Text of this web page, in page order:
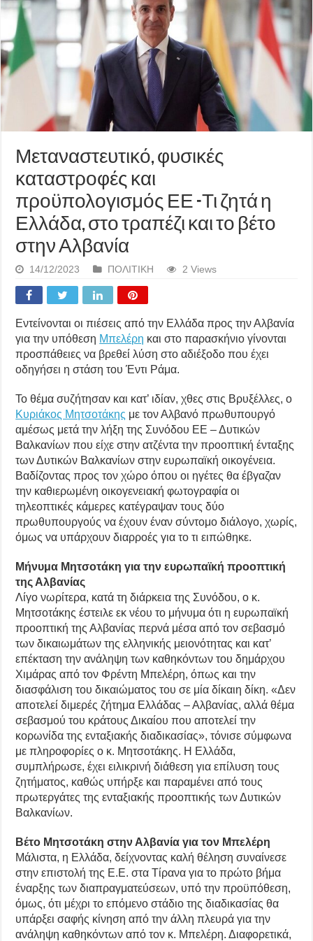
Μεταναστευτικό, φυσικές
καταστροφές και
προϋπολογισμός ΕΕ -Τι ζητά η
Ελλάδα, στο τραπέζι και το βέτο
στην Αλβανία
14/12/2023 ΠΟΛΙΤΙΚΗ 2 Views
Εντείνονται οι πιέσεις από την Ελλάδα προς την Αλβανία
για την υπόθεση Μπελέρη και στο παρασκήνιο γίνονται
προσπάθειες να βρεθεί λύση στο αδιέξοδο που έχει
οδηγήσει η στάση του Έντι Ράμα.
Το θέμα συζήτησαν και κατ’ ιδίαν, χθες στις Βρυξέλλες, ο
Κυριάκος Μητσοτάκης με τον Αλβανό πρωθυπουργό
αμέσως μετά την λήξη της Συνόδου ΕΕ – Δυτικών
Βαλκανίων που είχε στην ατζέντα την προοπτική ένταξης
των Δυτικών Βαλκανίων στην ευρωπαϊκή οικογένεια.
Βαδίζοντας προς τον χώρο όπου οι ηγέτες θα έβγαζαν
την καθιερωμένη οικογενειακή φωτογραφία οι
τηλεοπτικές κάμερες κατέγραψαν τους δύο
πρωθυπουργούς να έχουν έναν σύντομο διάλογο, χωρίς,
όμως να υπάρχουν διαρροές για το τι ειπώθηκε.
Μήνυμα Μητσοτάκη για την ευρωπαϊκή προοπτική
της Αλβανίας
Λίγο νωρίτερα, κατά τη διάρκεια της Συνόδου, ο κ.
Μητσοτάκης έστειλε εκ νέου το μήνυμα ότι η ευρωπαϊκή
προοπτική της Αλβανίας περνά μέσα από τον σεβασμό
των δικαιωμάτων της ελληνικής μειονότητας και κατ’
επέκταση την ανάληψη των καθηκόντων του δημάρχου
Χιμάρας από τον Φρέντη Μπελέρη, όπως και την
διασφάλιση του δικαιώματος του σε μία δίκαιη δίκη. «Δεν
αποτελεί διμερές ζήτημα Ελλάδας – Αλβανίας, αλλά θέμα
σεβασμού του κράτους Δικαίου που αποτελεί την
κορωνίδα της ενταξιακής διαδικασίας», τόνισε σύμφωνα
με πληροφορίες ο κ. Μητσοτάκης. Η Ελλάδα,
συμπλήρωσε, έχει ειλικρινή διάθεση για επίλυση τους
ζητήματος, καθώς υπήρξε και παραμένει από τους
πρωτεργάτες της ενταξιακής προοπτικής των Δυτικών
Βαλκανίων.
Βέτο Μητσοτάκη στην Αλβανία για τον Μπελέρη
Μάλιστα, η Ελλάδα, δείχνοντας καλή θέληση συναίνεσε
στην επιστολή της Ε.Ε. στα Τίρανα για το πρώτο βήμα
έναρξης των διαπραγματεύσεων, υπό την προϋπόθεση,
όμως, ότι μέχρι το επόμενο στάδιο της διαδικασίας θα
υπάρξει σαφής κίνηση από την άλλη πλευρά για την
ανάληψη καθηκόντων από τον κ. Μπελέρη. Διαφορετικά,